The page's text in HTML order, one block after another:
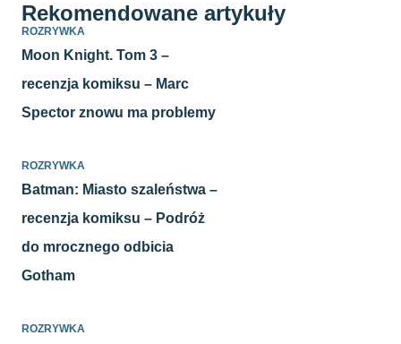
Rekomendowane artykuły
ROZRYWKA
Moon Knight. Tom 3 –
recenzja komiksu – Marc
Spector znowu ma problemy
ROZRYWKA
Batman: Miasto szaleństwa –
recenzja komiksu – Podróż
do mrocznego odbicia
Gotham
ROZRYWKA